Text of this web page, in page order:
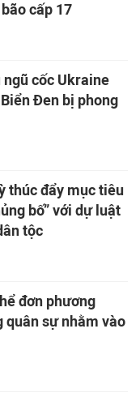
cấp 17
cốc Ukraine
Đen bị phong
thúc đẩy mục tiêu
bố” với dự luật
tộc
đơn phương
quân sự nhằm vào